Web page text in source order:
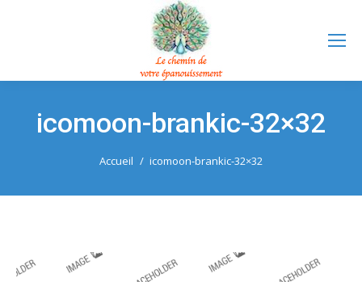
icomoon-brankic-32×32
Accueil icomoon-brankic-32×32